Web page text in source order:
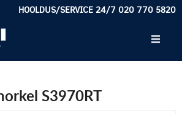
HOOLDUS/SERVICE 24/7 020 770 5820
S3970RT